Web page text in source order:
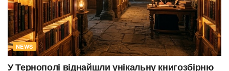
NEWS
У Тернополі віднайшли унікальну книгозбірню